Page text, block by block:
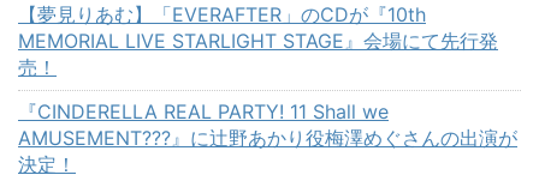
【夢見りあむ】「EVERAFTER」のCDが『10th
MEMORIAL LIVE STARLIGHT STAGE』会場にて先行発
売！
『CINDERELLA REAL PARTY! 11 Shall we
AMUSEMENT???』に辻野あかり役梅澤めぐさんの出演が
決定！